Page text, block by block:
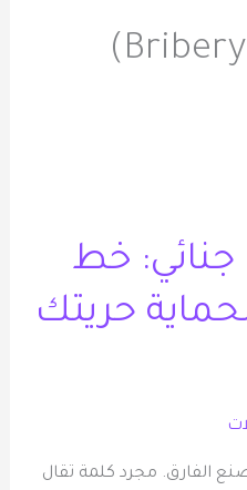
خط
حريتك
الفارق. مجرد كلمة تقال